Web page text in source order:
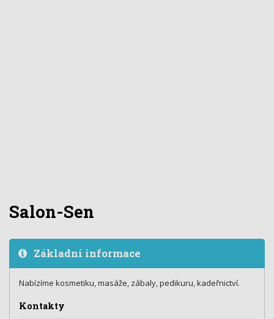
Salon-Sen
Základní informace
Nabízíme kosmetiku, masáže, zábaly, pedikuru, kadeřnictví.
Kontakty